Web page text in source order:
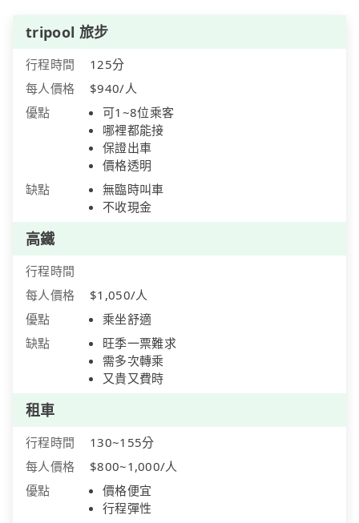
tripool 旅步
行程時間
125分
每人價格
$940/人
優點
可1~8位乘客
哪裡都能接
保證出車
價格透明
缺點
無臨時叫車
不收現金
高鐵
行程時間
每人價格
$1,050/人
優點
乘坐舒適
缺點
旺季一票難求
需多次轉乘
又貴又費時
租車
行程時間
130~155分
每人價格
$800~1,000/人
優點
價格便宜
行程彈性